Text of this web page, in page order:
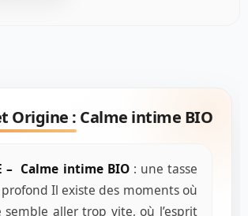
Origine : Calme intime BIO
– Calme intime BIO: une tasse
Il existe des moments où
semble aller trop vite, où l’esprit